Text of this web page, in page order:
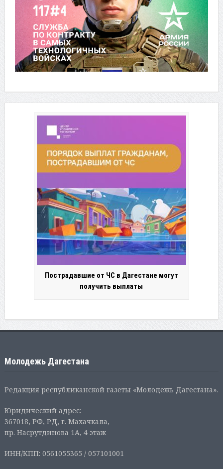
Пострадавшие от ЧС в Дагестане могут
получить выплаты
Молодежь Дагестана
Редакция республиканской газеты «Молодежь Дагестана».
Юридический адрес:
367018, РФ, РД, г. Махачкала,
пр. Насрутдинова 1А, 4 этаж
ИНН/КПП: 0561055365 / 057101001